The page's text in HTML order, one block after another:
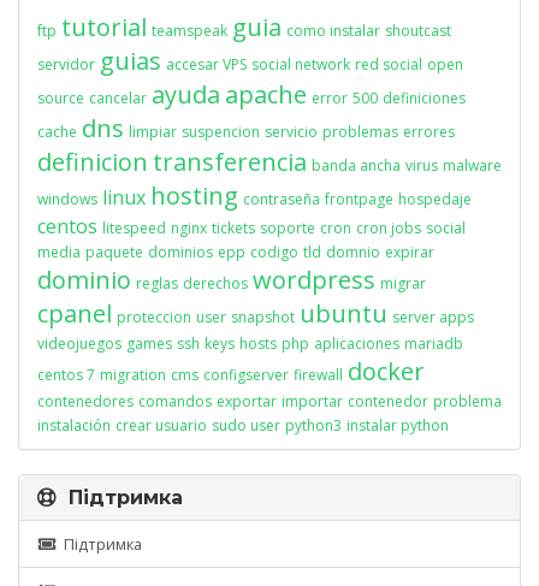
ftp tutorial teamspeak guia como instalar shoutcast
servidor guias accesar VPS social network red social open
source cancelar ayuda apache error 500 definiciones
cache dns limpiar suspencion servicio problemas errores
definicion transferencia banda ancha virus malware
windows linux hosting contraseña frontpage hospedaje
centos litespeed nginx tickets soporte cron cron jobs social
media paquete dominios epp codigo tld domnio expirar
dominio reglas derechos wordpress migrar
cpanel proteccion user snapshot ubuntu server apps
videojuegos games ssh keys hosts php aplicaciones mariadb
centos 7 migration cms configserver firewall docker
contenedores comandos exportar importar contenedor problema
instalación crear usuario sudo user python3 instalar python
Підтримка
Підтримка